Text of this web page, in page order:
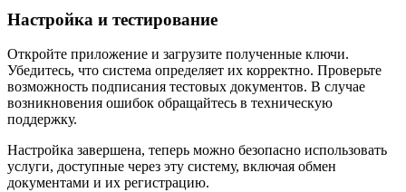
Настройка и тестирование
Откройте приложение и загрузите полученные ключи.
Убедитесь, что система определяет их корректно. Проверьте
возможность подписания тестовых документов. В случае
возникновения ошибок обращайтесь в техническую
поддержку.
Настройка завершена, теперь можно безопасно использовать
услуги, доступные через эту систему, включая обмен
документами и их регистрацию.